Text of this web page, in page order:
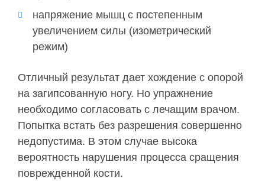
напряжение мышц с постепенным
увеличением силы (изометрический
режим)
Отличный результат дает хождение с опорой
на загипсованную ногу. Но упражнение
необходимо согласовать с лечащим врачом.
Попытка встать без разрешения совершенно
недопустима. В этом случае высока
вероятность нарушения процесса сращения
поврежденной кости.